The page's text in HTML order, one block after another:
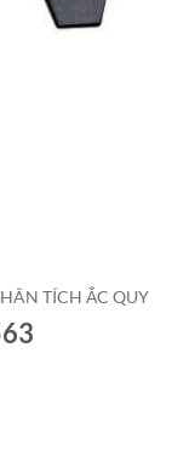
TÍCH ẮC QUY